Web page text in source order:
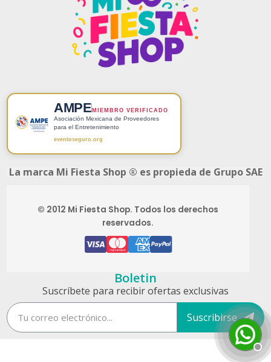
AMPE MIEMBRO VERIFICADO
Asociación Mexicana de Proveedores
para el Entretenimiento
eventoseguro.org
La marca Mi Fiesta Shop ® es propieda de Grupo SAE
© 2012 Mi Fiesta Shop. Todos los derechos
reservados.
Boletin
Suscríbete para recibir ofertas exclusivas
Suscribirse